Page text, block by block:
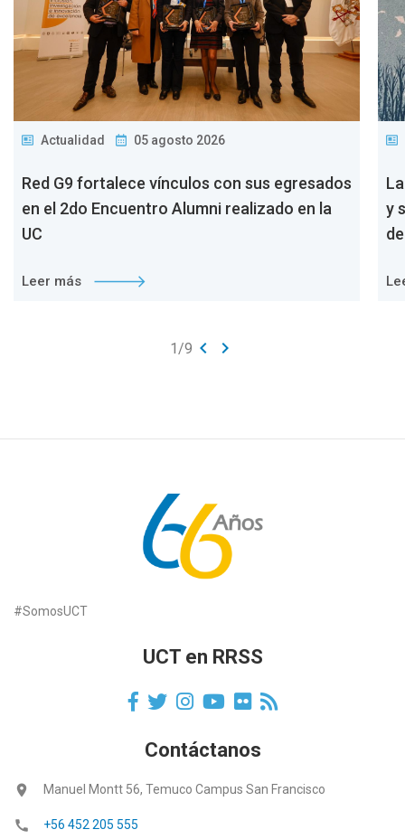
Actualidad 05 agosto 2026
Red G9 fortalece vínculos con sus egresados
en el 2do Encuentro Alumni realizado en la
UC
Leer más
y
1 /9 keyboard_arrow_left keyboard_arrow_right
#SomosUCT
UCT en RRSS
Contáctanos
location_on Manuel Montt 56, Temuco Campus San Francisco
call +56 452 205 555